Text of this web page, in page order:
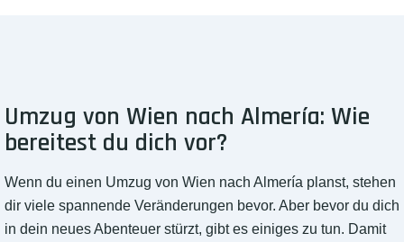
Umzug von Wien nach Almería: Wie
bereitest du dich vor?
Wenn du einen Umzug von Wien nach Almería planst, stehen
dir viele spannende Veränderungen bevor. Aber bevor du dich
in dein neues Abenteuer stürzt, gibt es einiges zu tun. Damit